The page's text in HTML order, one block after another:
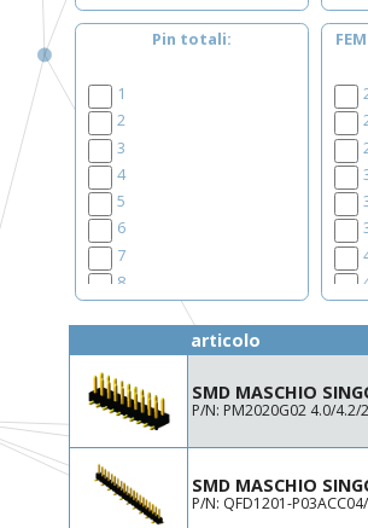
Pin totali
1
2
3
4
5
6
7
8
9
11
12
13
14
16
articolo
SMD MASCHIO
P/N: PM2020G02 4.0/4.2/
SMD MASCHIO
P/N: QFD1201-P03ACC04/